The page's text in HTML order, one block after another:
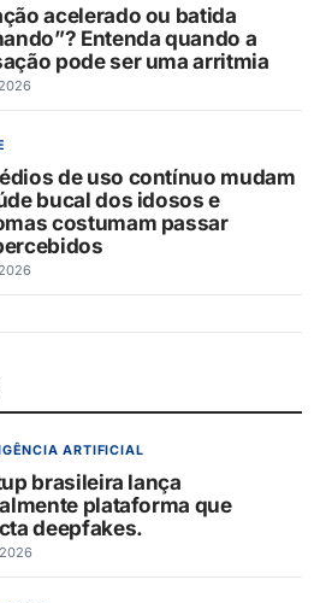
acelerado ou batida
Entenda quando a
pode ser uma arritmia
de uso contínuo mudam
bucal dos idosos e
costumam passar
ARTIFICIAL
brasileira lança
plataforma que
deepfakes.